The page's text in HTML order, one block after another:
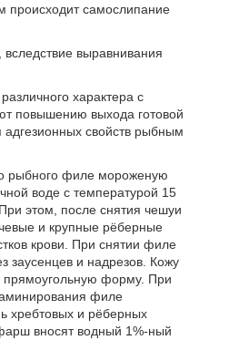
происходит самослипание
выравнивания
характера с
повышению выхода готовой
адгезионных свойств рыбным
рыбного филе мороженую
воде с температурой 15
этом, после снятия чешуи
и крупные рёберные
крови. При снятии филе
заусенцев и надрезов. Кожу
форму. При
филе
хребтовых и рёберных
вносят водный 1%-ный